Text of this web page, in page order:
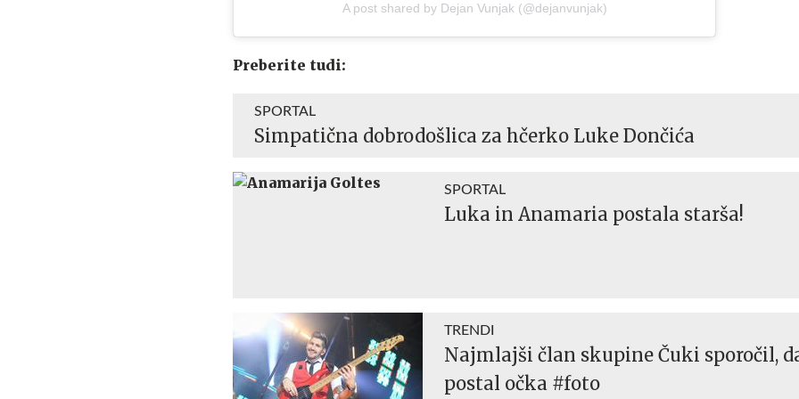
A post shared by Dejan Vunjak (@dejanvunjak)
Preberite tudi:
SPORTAL
Simpatična dobrodošlica za hčerko Luke Dončića
SPORTAL
Luka in Anamaria postala starša!
TRENDI
Najmlajši član skupine Čuki sporočil,
postal očka #foto